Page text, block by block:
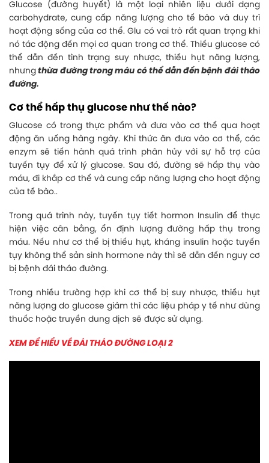
Glucose (đường huyết) là một loại nhiên liệu dưới dạng
carbohydrate, cung cấp năng lượng cho tế bào và duy trì
hoạt động sống của cơ thể. Glu có vai trò rất quan trọng khi
nó tác động đến mọi cơ quan trong cơ thể. Thiếu glucose có
thể dẫn đến tình trạng suy nhược, thiếu hụt năng lượng,
nhưng thừa đường trong máu có thể dẫn đến bệnh đái tháo
đường.
Cơ thể hấp thụ glucose như thế nào?
Glucose có trong thực phẩm và đưa vào cơ thể qua hoạt
động ăn uống hàng ngày. Khi thức ăn đưa vào cơ thể, các
enzym sẽ tiến hành quá trình phân hủy với sự hỗ trợ của
tuyến tụy để xử lý glucose. Sau đó, đường sẽ hấp thụ vào
máu, đi khắp cơ thể và cung cấp năng lượng cho hoạt động
của tế bào..
Trong quá trình này, tuyến tụy tiết hormon Insulin để thực
hiện việc cân bằng, ổn định lượng đường hấp thụ trong
máu. Nếu như cơ thể bị thiếu hụt, kháng insulin hoặc tuyến
tụy không thể sản sinh hormone này thì sẽ dẫn đến nguy cơ
bị bệnh đái tháo đường.
Trong nhiều trường hợp khi cơ thể bị suy nhược, thiếu hụt
năng lượng do glucose giảm thì các liệu pháp y tế như dùng
thuốc hoặc truyền dung dịch sẽ được sử dụng.
XEM ĐỂ HIỂU VỀ ĐÁI THÁO ĐƯỜNG LOẠI 2